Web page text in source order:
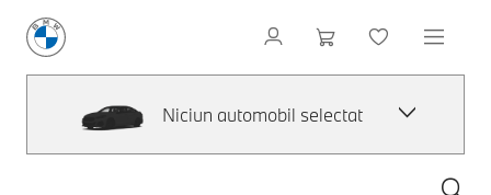
Niciun automobil selectat